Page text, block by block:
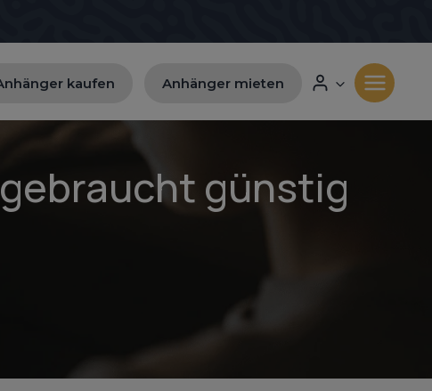
kaufen Anhänger mieten
günstig